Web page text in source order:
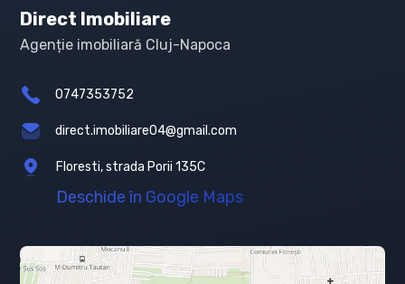
Direct Imobiliare
Agenție imobiliară Cluj-Napoca
0747353752
direct.imobiliare04@gmail.com
Floresti, strada Porii 135C
Deschide în Google Maps